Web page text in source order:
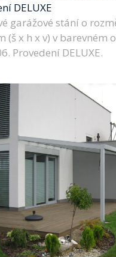
DELUXE
garážové stání o
(š x h x v) v barevném
Provedení DELUXE.